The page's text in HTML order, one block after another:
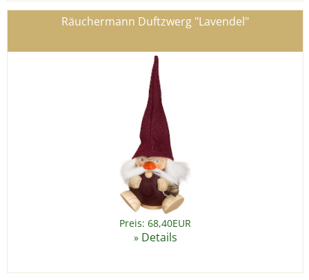
Räuchermann Duftzwerg "Lavendel"
Preis: 68,40EUR
» Details